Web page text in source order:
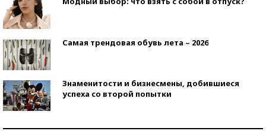
Самая трендовая обувь лета – 2026
Знаменитости и бизнесмены, добившиеся
успеха со второй попытки